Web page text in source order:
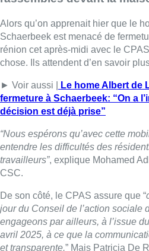
De son côté, le CPAS assure que “
jour du Conseil de l’action sociale
engageons par ailleurs, à l’issue
et transparente.” Mais Patricia De
CGSP ne se voile pas la face.“Je
ressortir avec des réponses ce
des décisions, il faudra encore
■ Interview de délégués
Ghislain
Lire aussi :
Pizza Nizar: un
inattendu grâce à